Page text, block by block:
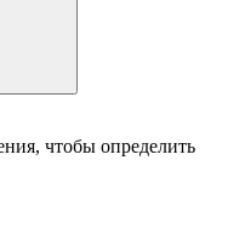
чтобы определить